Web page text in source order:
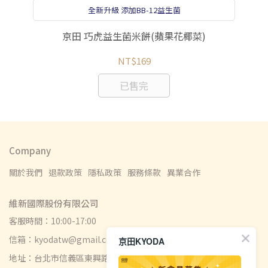
全新升級 添加BB-12益生菌
京田 巧虎益生菌米餅(蘋果花椰菜)
NT$169
已售完
Company
關於我們 退款政策 隱私政策 服務條款 異業合作
維新國際股份有限公司
客服時間：10:00-17:00
信箱：kyodatw@gmail.com
地址：台北市信義區東興路49號6樓
京田KYODA